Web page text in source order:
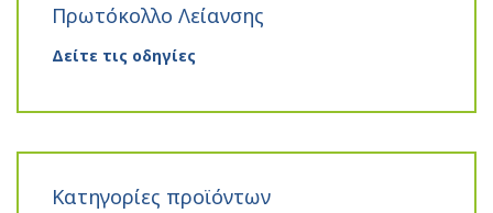
Πρωτόκολλο Λείανσης
Δείτε τις οδηγίες
Κατηγορίες προϊόντων